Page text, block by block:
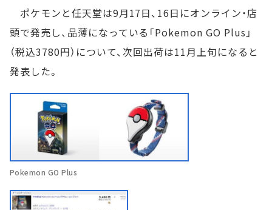
ポケモンと任天堂は9月17日、16日にオンライン・店
頭で発売し、品薄になっている「Pokemon GO Plus」
（税込3780円）について、次回出荷は11月上旬になると
発表した。
Pokemon GO Plus